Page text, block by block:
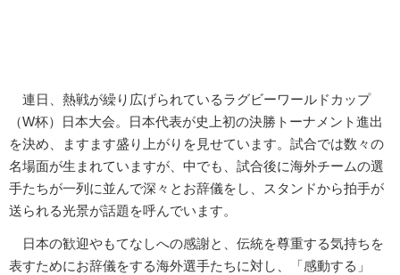
連日、熱戦が繰り広げられているラグビーワールドカップ
（W杯）日本大会。日本代表が史上初の決勝トーナメント進出
を決め、ますます盛り上がりを見せています。試合では数々の
名場面が生まれていますが、中でも、試合後に海外チームの選
手たちが一列に並んで深々とお辞儀をし、スタンドから拍手が
送られる光景が話題を呼んでいます。
日本の歓迎やもてなしへの感謝と、伝統を尊重する気持ちを
表すためにお辞儀をする海外選手たちに対し、「感動する」